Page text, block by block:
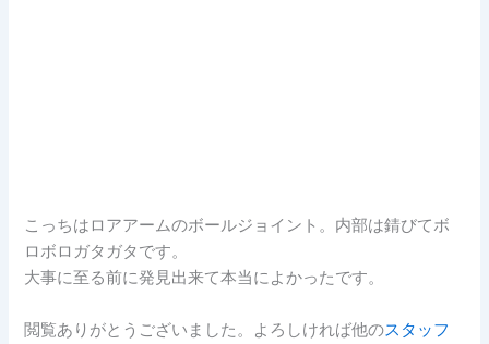
こっちはロアアームのボールジョイント。内部は錆びてボ
ロボロガタガタです。
大事に至る前に発見出来て本当によかったです。
閲覧ありがとうございました。よろしければ他のスタッフ